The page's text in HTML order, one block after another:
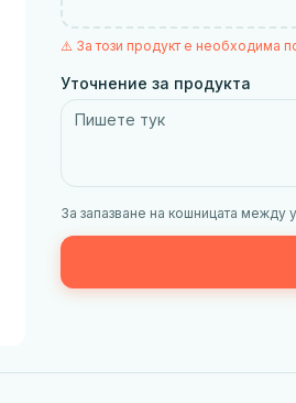
⚠️ За този продукт е необходима
Уточнение за продукта
За запазване на кошницата между